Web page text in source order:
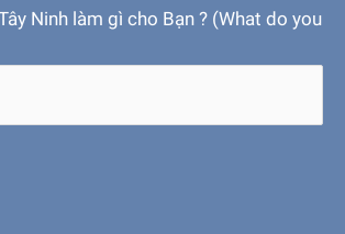
Ninh làm gì cho Bạn ? (What do you